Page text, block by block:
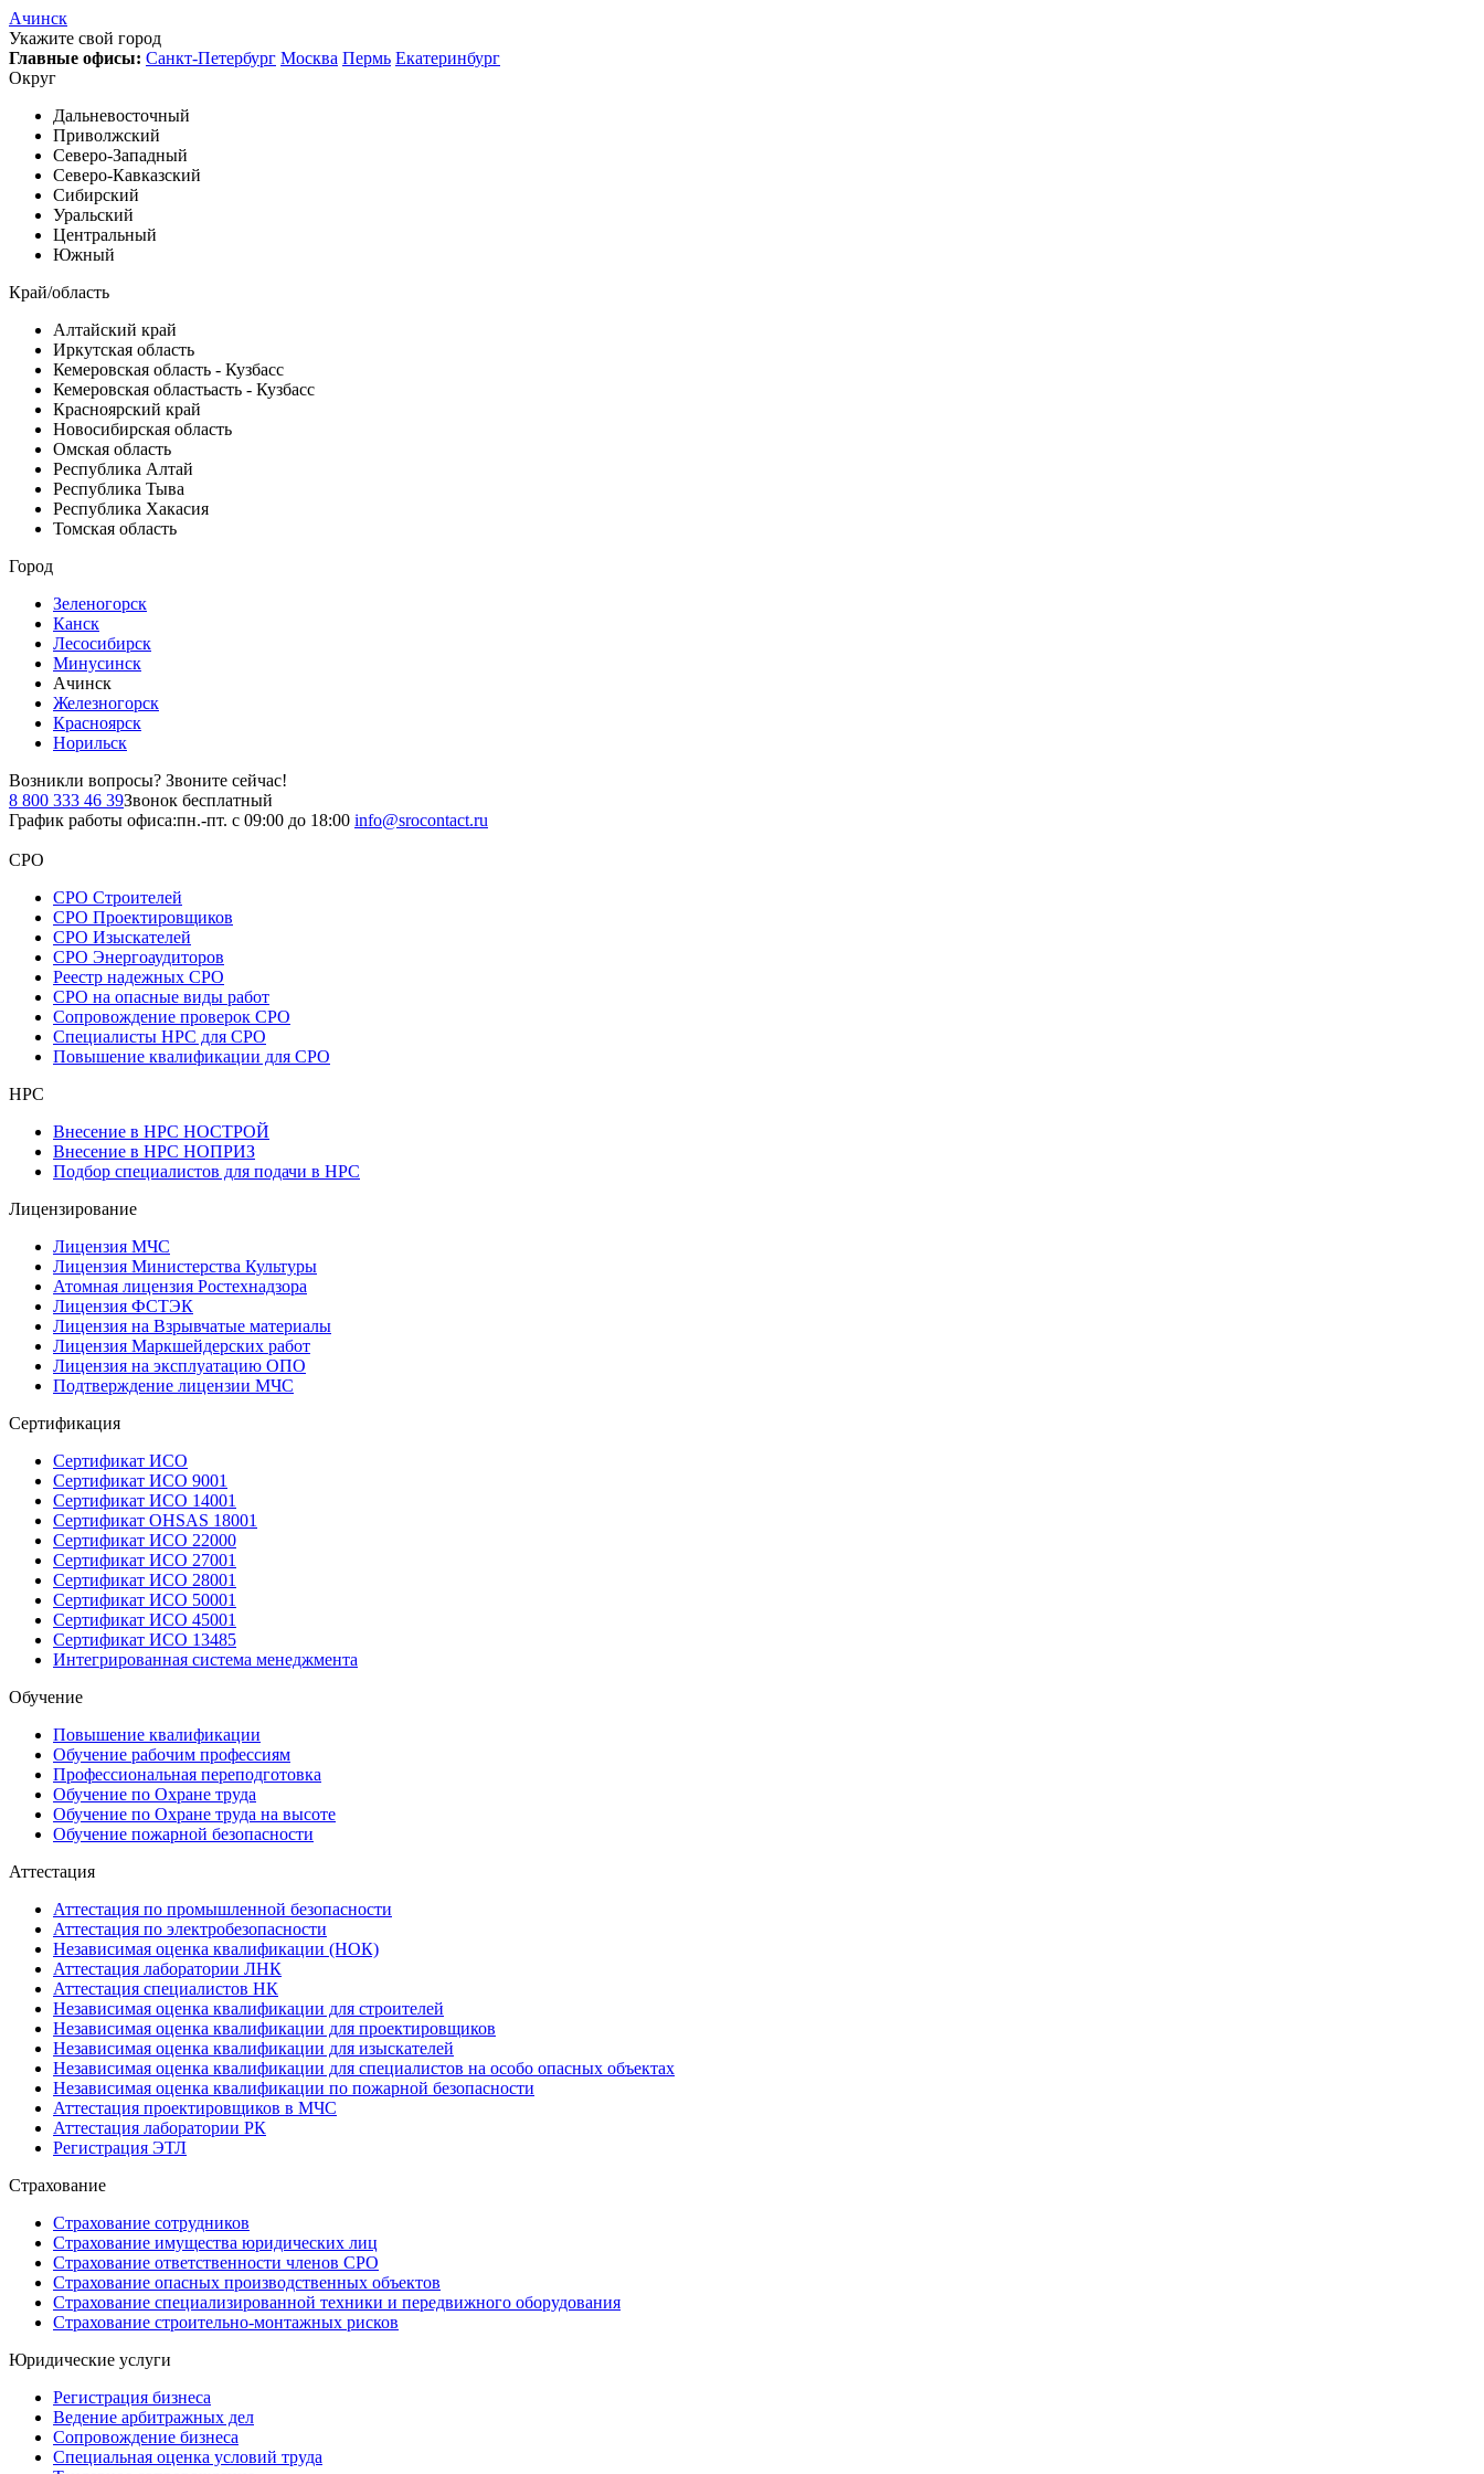
Ачинск
Укажите свой город
Главные офисы: Санкт-Петербург Москва Пермь Екатеринбург
Округ
Дальневосточный
Приволжский
Северо-Западный
Северо-Кавказский
Сибирский
Уральский
Центральный
Южный
Край/область
Алтайский край
Иркутская область
Кемеровская область - Кузбасс
Кемеровская областьасть - Кузбасс
Красноярский край
Новосибирская область
Омская область
Республика Алтай
Республика Тыва
Республика Хакасия
Томская область
Город
Зеленогорск
Канск
Лесосибирск
Минусинск
Ачинск
Железногорск
Красноярск
Норильск
Возникли вопросы? Звоните сейчас!
8 800 333 46 39Звонок бесплатный
График работы офиса:пн.-пт. с 09:00 до 18:00 info@srocontact.ru
СРО
СРО Строителей
СРО Проектировщиков
СРО Изыскателей
СРО Энергоаудиторов
Реестр надежных СРО
СРО на опасные виды работ
Сопровождение проверок СРО
Специалисты НРС для СРО
Повышение квалификации для СРО
НРС
Внесение в НРС НОСТРОЙ
Внесение в НРС НОПРИЗ
Подбор специалистов для подачи в НРС
Лицензирование
Лицензия МЧС
Лицензия Министерства Культуры
Атомная лицензия Ростехнадзора
Лицензия ФСТЭК
Лицензия на Взрывчатые материалы
Лицензия Маркшейдерских работ
Лицензия на эксплуатацию ОПО
Подтверждение лицензии МЧС
Сертификация
Сертификат ИСО
Сертификат ИСО 9001
Сертификат ИСО 14001
Сертификат OHSAS 18001
Сертификат ИСО 22000
Сертификат ИСО 27001
Сертификат ИСО 28001
Сертификат ИСО 50001
Сертификат ИСО 45001
Сертификат ИСО 13485
Интегрированная система менеджмента
Обучение
Повышение квалификации
Обучение рабочим профессиям
Профессиональная переподготовка
Обучение по Охране труда
Обучение по Охране труда на высоте
Обучение пожарной безопасности
Аттестация
Аттестация по промышленной безопасности
Аттестация по электробезопасности
Независимая оценка квалификации (НОК)
Аттестация лаборатории ЛНК
Аттестация специалистов НК
Независимая оценка квалификации для строителей
Независимая оценка квалификации для проектировщиков
Независимая оценка квалификации для изыскателей
Независимая оценка квалификации для специалистов на особо опасных объектах
Независимая оценка квалификации по пожарной безопасности
Аттестация проектировщиков в МЧС
Аттестация лаборатории РК
Регистрация ЭТЛ
Страхование
Страхование сотрудников
Страхование имущества юридических лиц
Страхование ответственности членов СРО
Страхование опасных производственных объектов
Страхование специализированной техники и передвижного оборудования
Страхование строительно-монтажных рисков
Юридические услуги
Регистрация бизнеса
Ведение арбитражных дел
Сопровождение бизнеса
Специальная оценка условий труда